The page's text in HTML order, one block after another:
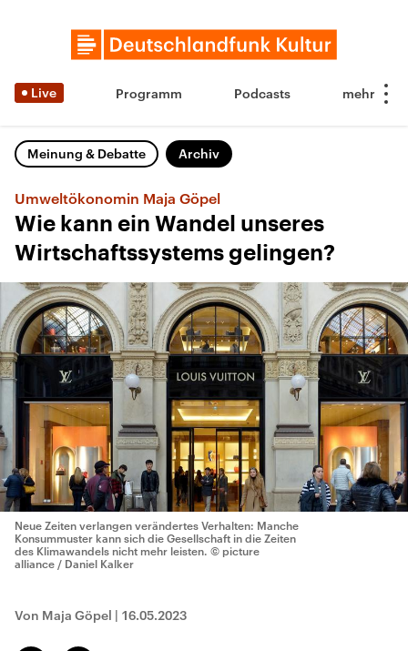
Live Programm Podcasts
Meinung & Debatte Archiv
Umweltökonomin Maja Göpel
Wie kann ein Wandel unseres
Wirtschaftssystems gelingen?
Neue Zeiten verlangen verändertes Verhalten: Manche
Konsummuster kann sich die Gesellschaft in die Zeiten
des Klimawandels nicht mehr leisten. © picture
alliance / Daniel Kalker
Von Maja Göpel | 16.05.2023